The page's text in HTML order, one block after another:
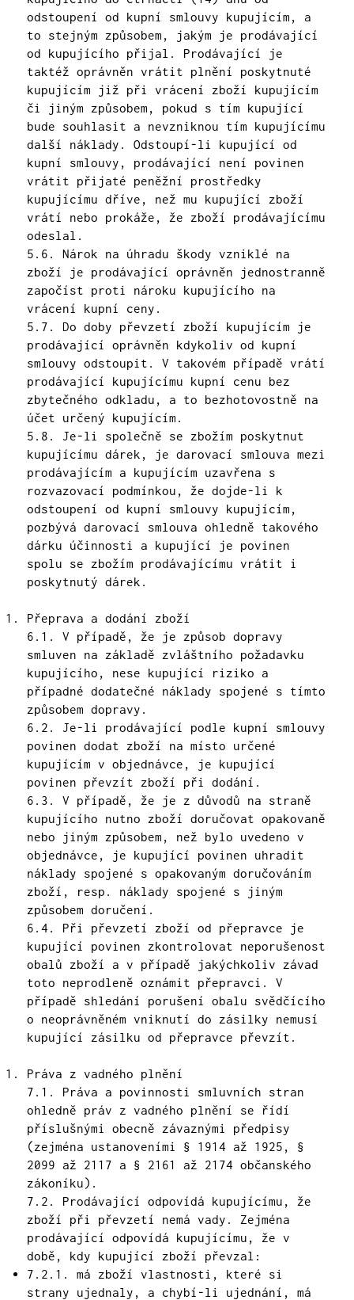
odstoupení od kupní smlouvy kupujícím, a
to stejným způsobem, jakým je prodávající
od kupujícího přijal. Prodávající je
taktéž oprávněn vrátit plnění poskytnuté
kupujícím již při vrácení zboží kupujícím
či jiným způsobem, pokud s tím kupující
bude souhlasit a nevzniknou tím kupujícímu
další náklady. Odstoupí-li kupující od
kupní smlouvy, prodávající není povinen
vrátit přijaté peněžní prostředky
kupujícímu dříve, než mu kupující zboží
vrátí nebo prokáže, že zboží prodávajícímu
odeslal.
5.6. Nárok na úhradu škody vzniklé na
zboží je prodávající oprávněn jednostranně
započíst proti nároku kupujícího na
vrácení kupní ceny.
5.7. Do doby převzetí zboží kupujícím je
prodávající oprávněn kdykoliv od kupní
smlouvy odstoupit. V takovém případě vrátí
prodávající kupujícímu kupní cenu bez
zbytečného odkladu, a to bezhotovostně na
účet určený kupujícím.
5.8. Je-li společně se zbožím poskytnut
kupujícímu dárek, je darovací smlouva mezi
prodávajícím a kupujícím uzavřena s
rozvazovací podmínkou, že dojde-li k
odstoupení od kupní smlouvy kupujícím,
pozbývá darovací smlouva ohledně takového
dárku účinnosti a kupující je povinen
spolu se zbožím prodávajícímu vrátit i
poskytnutý dárek.
Přeprava a dodání zboží
6.1. V případě, že je způsob dopravy
smluven na základě zvláštního požadavku
kupujícího, nese kupující riziko a
případné dodatečné náklady spojené s tímto
způsobem dopravy.
6.2. Je-li prodávající podle kupní smlouvy
povinen dodat zboží na místo určené
kupujícím v objednávce, je kupující
povinen převzít zboží při dodání.
6.3. V případě, že je z důvodů na straně
kupujícího nutno zboží doručovat opakovaně
nebo jiným způsobem, než bylo uvedeno v
objednávce, je kupující povinen uhradit
náklady spojené s opakovaným doručováním
zboží, resp. náklady spojené s jiným
způsobem doručení.
6.4. Při převzetí zboží od přepravce je
kupující povinen zkontrolovat neporušenost
obalů zboží a v případě jakýchkoliv závad
toto neprodleně oznámit přepravci. V
případě shledání porušení obalu svědčícího
o neoprávněném vniknutí do zásilky nemusí
kupující zásilku od přepravce převzít.
Práva z vadného plnění
7.1. Práva a povinnosti smluvních stran
ohledně práv z vadného plnění se řídí
příslušnými obecně závaznými předpisy
(zejména ustanoveními § 1914 až 1925, §
2099 až 2117 a § 2161 až 2174 občanského
zákoníku).
7.2. Prodávající odpovídá kupujícímu, že
zboží při převzetí nemá vady. Zejména
prodávající odpovídá kupujícímu, že v
době, kdy kupující zboží převzal:
7.2.1. má zboží vlastnosti, které si
strany ujednaly, a chybí-li ujednání, má